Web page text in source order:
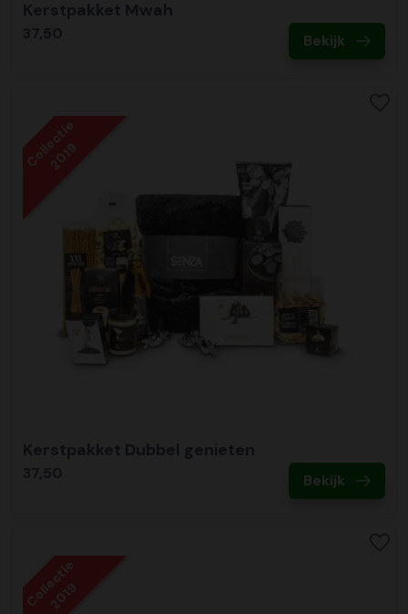
Bekijk
Collectie
2019
Bekijk
Collectie
2019